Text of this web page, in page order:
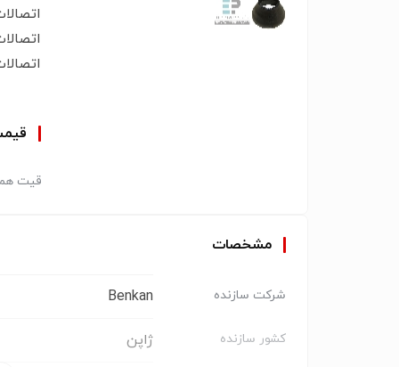
قیت
مشخصات
شرکت سازنده Benkan
کشور سازنده ژاپن